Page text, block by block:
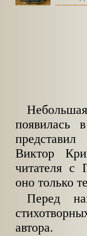
появилась
Виктор
читателя с
оно только
Перед
автора.